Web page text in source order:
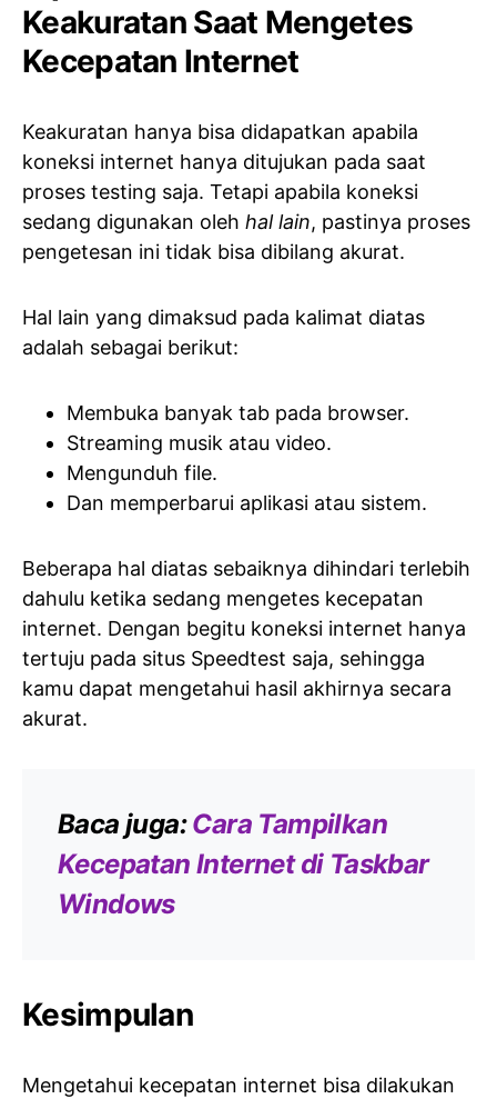
Keakuratan Saat Mengetes
Kecepatan Internet
Keakuratan hanya bisa didapatkan apabila
koneksi internet hanya ditujukan pada saat
proses testing saja. Tetapi apabila koneksi
sedang digunakan oleh hal lain, pastinya proses
pengetesan ini tidak bisa dibilang akurat.
Hal lain yang dimaksud pada kalimat diatas
adalah sebagai berikut:
Membuka banyak tab pada browser.
Streaming musik atau video.
Mengunduh file.
Dan memperbarui aplikasi atau sistem.
Beberapa hal diatas sebaiknya dihindari terlebih
dahulu ketika sedang mengetes kecepatan
internet. Dengan begitu koneksi internet hanya
tertuju pada situs Speedtest saja, sehingga
kamu dapat mengetahui hasil akhirnya secara
akurat.
Baca juga:Cara Tampilkan
Kecepatan Internet di Taskbar
Windows
Kesimpulan
Mengetahui kecepatan internet bisa dilakukan